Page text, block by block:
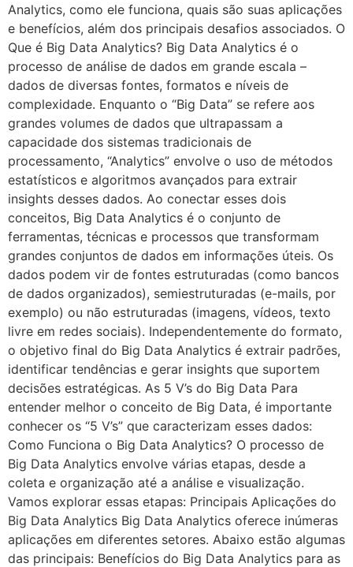
Analytics, como ele funciona, quais são suas aplicações
e benefícios, além dos principais desafios associados. O
Que é Big Data Analytics? Big Data Analytics é o
processo de análise de dados em grande escala –
dados de diversas fontes, formatos e níveis de
complexidade. Enquanto o “Big Data” se refere aos
grandes volumes de dados que ultrapassam a
capacidade dos sistemas tradicionais de
processamento, “Analytics” envolve o uso de métodos
estatísticos e algoritmos avançados para extrair
insights desses dados. Ao conectar esses dois
conceitos, Big Data Analytics é o conjunto de
ferramentas, técnicas e processos que transformam
grandes conjuntos de dados em informações úteis. Os
dados podem vir de fontes estruturadas (como bancos
de dados organizados), semiestruturadas (e-mails, por
exemplo) ou não estruturadas (imagens, vídeos, texto
livre em redes sociais). Independentemente do formato,
o objetivo final do Big Data Analytics é extrair padrões,
identificar tendências e gerar insights que suportem
decisões estratégicas. As 5 V’s do Big Data Para
entender melhor o conceito de Big Data, é importante
conhecer os “5 V’s” que caracterizam esses dados:
Como Funciona o Big Data Analytics? O processo de
Big Data Analytics envolve várias etapas, desde a
coleta e organização até a análise e visualização.
Vamos explorar essas etapas: Principais Aplicações do
Big Data Analytics Big Data Analytics oferece inúmeras
aplicações em diferentes setores. Abaixo estão algumas
das principais: Benefícios do Big Data Analytics para as